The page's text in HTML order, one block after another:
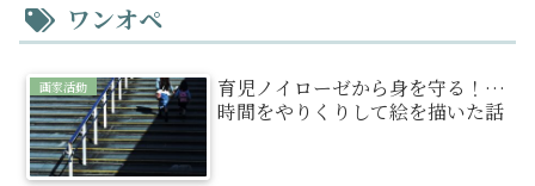
ワンオペ
画家活動
育児ノイローゼから身を守る！…
時間をやりくりして絵を描いた話